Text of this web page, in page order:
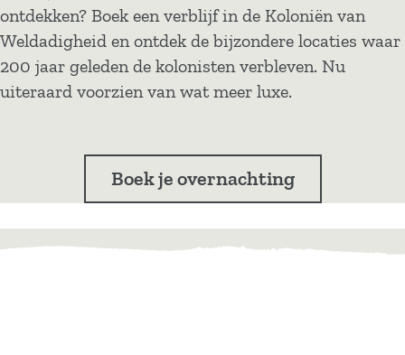
ontdekken? Boek een verblijf in de Koloniën van
Weldadigheid en ontdek de bijzondere locaties waar
200 jaar geleden de kolonisten verbleven. Nu
uiteraard voorzien van wat meer luxe.
Boek je overnachting